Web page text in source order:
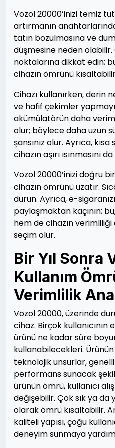
Vozol 20000’inizi temiz
artırmanın
tatın bozulmasına ve
düşmesine neden
noktalarına dikkat edin;
cihazın ömrünü
Cihazı kullanırken, derin
ve hafif çekimler
akümülatörün daha
olur; böylece daha uzun
şansınız olur. Ayrıca,
cihazın aşırı ısınmasını
Vozol 20000’inizi doğru
cihazın ömrünü uzatır.
durun. Ayrıca, e-
paylaşmaktan kaçının;
hem de cihazın verimliliği
seçim olur.
Bir Yıl Sonra
Kullanım
Verimlilik
Vozol 20000, üzerinde
cihaz. Birçok kullanıcının
ürünü ne kadar süre
kullanabilecekleri.
teknolojik unsurlar,
performans sunacak
ürünün ömrü, kullanıcı
değişebilir. Çok sık ya da
olarak ömrü kısaltabilir.
kaliteli yapısı, çoğu
deneyim sunmaya